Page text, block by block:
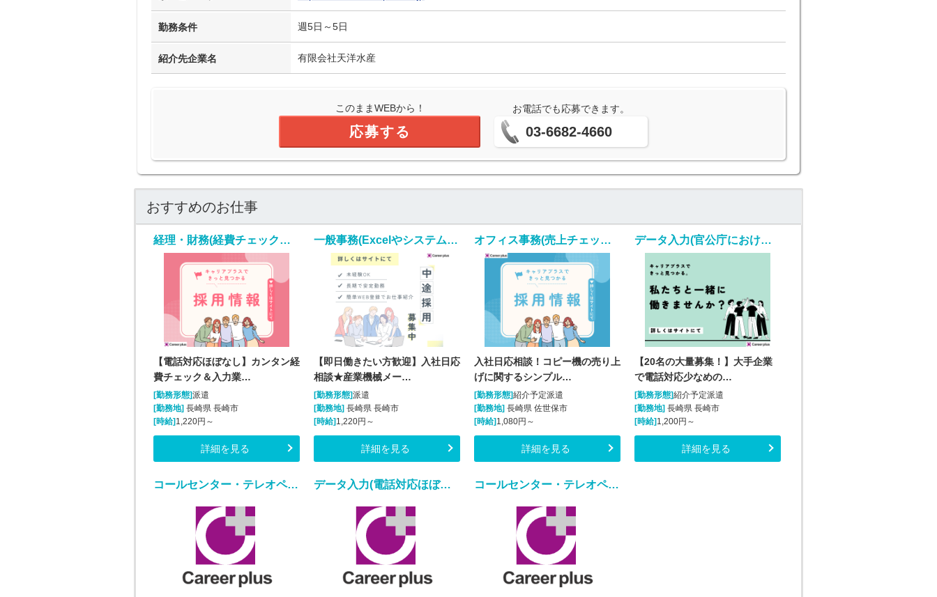
勤務条件 週5日～5日
紹介先企業名 有限会社天洋水産
このままWEBから！
応募する
お電話でも応募できます。
03-6682-4660
おすすめのお仕事
経理・財務(経費チェック・入力業務)
【電話対応ほぼなし】カンタン経
費チェック＆入力業…
[勤務形態]派遣
[勤務地] 長崎県 長崎市
[時給] 1,220円～
詳細を見る
一般事務(Excelやシステムを使用しての入金照合・入力業務)
【即日働きたい方歓迎】入社日応
相談★産業機械メー…
[勤務形態]派遣
[勤務地] 長崎県 長崎市
[時給] 1,220円～
詳細を見る
オフィス事務(売上チェック事務/入社日応相談/土日祝休み)
入社日応相談！コピー機の売り上
げに関するシンプル…
[勤務形態]紹介予定派遣
[勤務地] 長崎県 佐世保市
[時給] 1,080円～
詳細を見る
データ入力(官公庁における各種書類の確認)
【20名の大量募集！】大手企業
で電話対応少なめの…
[勤務形態]紹介予定派遣
[勤務地] 長崎県 長崎市
[時給] 1,200円～
詳細を見る
コールセンター・テレオペ（受信）(生活支援に関する問合せ窓口/平日のみ) データ入力(電話対応ほぼ無しの短期データ入力業務) コールセンター・テレオペ（発信）